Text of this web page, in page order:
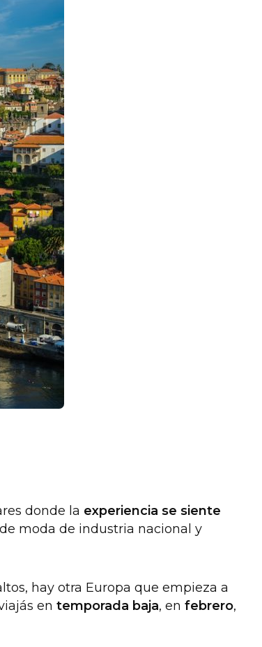
donde la experiencia se siente
moda de industria nacional y
hay otra Europa que empieza a
en temporada baja, en febrero,